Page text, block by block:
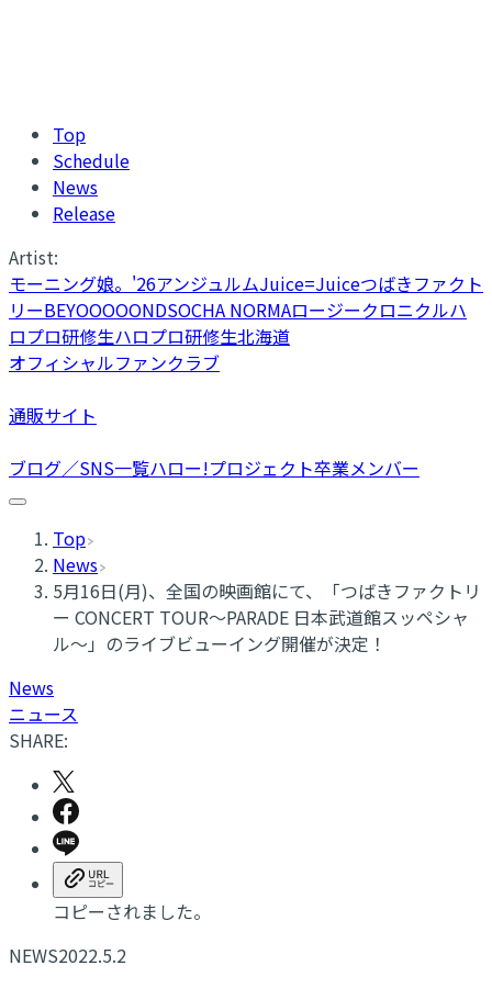
Top
Schedule
News
Release
Artist:
モーニング娘。'26アンジュルムJuice=Juiceつばきファクト
リーBEYOOOOONDSOCHA NORMAロージークロニクルハ
ロプロ研修生ハロプロ研修生北海道
オフィシャルファンクラブ
通販サイト
ブログ／SNS一覧ハロー!プロジェクト卒業メンバー
Top
News
5月16日(月)、全国の映画館にて、「つばきファクトリ
ー CONCERT TOUR～PARADE 日本武道館スッペシャ
ル～」のライブビューイング開催が決定！
News
ニュース
SHARE:
コピーされました。
NEWS2022.5.2